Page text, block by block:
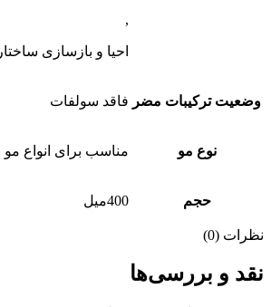
,
احیا و بازسازی
وضعیت ترکیبات مضر فاقد سولفات
نوع مو مناسب برای انواع مو
حجم 400میل
نظرات (0)
نقد و بررسی‌ها